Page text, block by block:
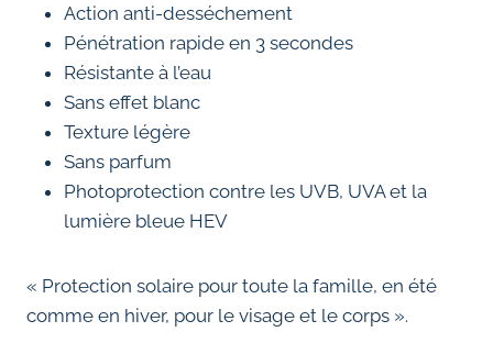
Action anti-desséchement
Pénétration rapide en 3 secondes
Résistante à l’eau
Sans effet blanc
Texture légère
Sans parfum
Photoprotection contre les UVB, UVA et la
lumière bleue HEV
« Protection solaire pour toute la famille, en été
comme en hiver, pour le visage et le corps ».